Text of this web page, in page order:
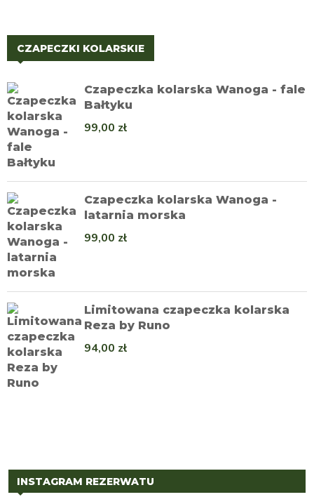
CZAPECZKI KOLARSKIE
Czapeczka kolarska Wanoga - fale
Bałtyku
99,00 zł
Czapeczka kolarska Wanoga -
latarnia morska
99,00 zł
Limitowana czapeczka kolarska
Reza by Runo
94,00 zł
INSTAGRAM REZERWATU